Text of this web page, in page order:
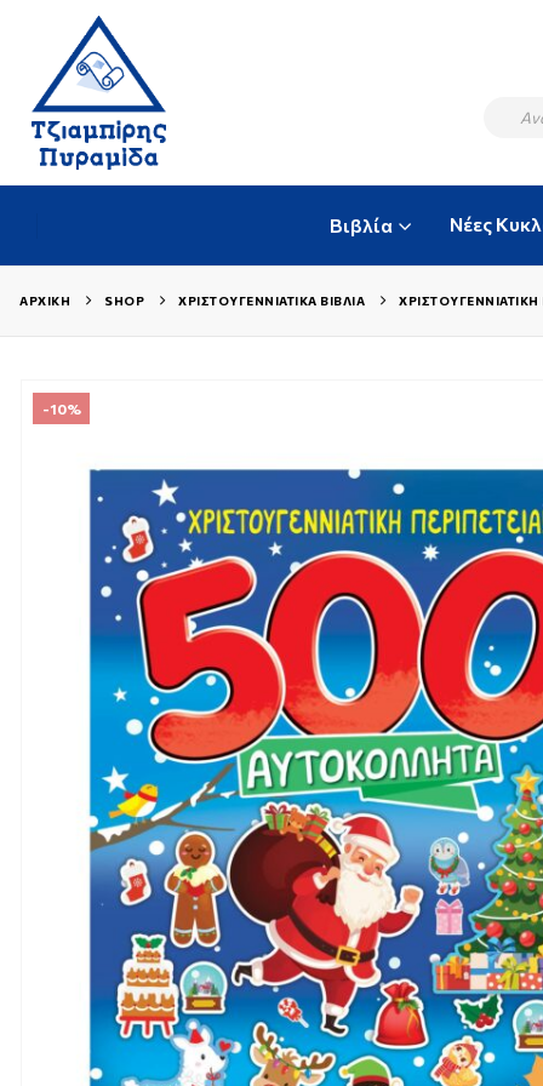
Βιβλία Νέες
ΑΡΧΙΚΉ SHOP ΧΡΙΣΤΟΥΓΕΝΝΙΆΤΙΚΑ ΒΙΒΛΊΑ
-10%